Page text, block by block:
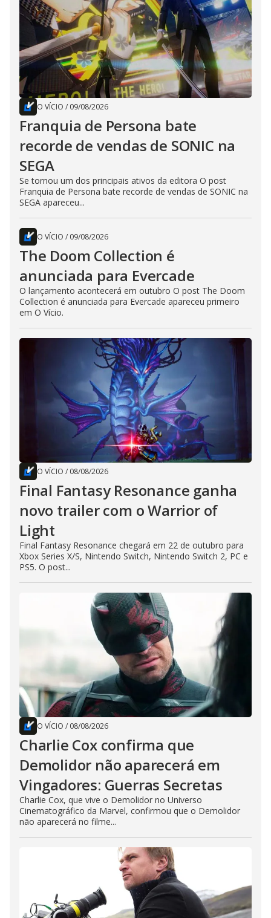
O VÍCIO / 09/08/2026
Franquia de Persona bate
recorde de vendas de SONIC na
SEGA
Se tornou um dos principais ativos da editora O post
Franquia de Persona bate recorde de vendas de SONIC na
SEGA apareceu...
O VÍCIO / 09/08/2026
The Doom Collection é
anunciada para Evercade
O lançamento acontecerá em outubro O post The Doom
Collection é anunciada para Evercade apareceu primeiro
em O Vício.
O VÍCIO / 08/08/2026
Final Fantasy Resonance ganha
novo trailer com o Warrior of
Light
Final Fantasy Resonance chegará em 22 de outubro para
Xbox Series X/S, Nintendo Switch, Nintendo Switch 2, PC e
PS5. O post...
O VÍCIO / 08/08/2026
Charlie Cox confirma que
Demolidor não aparecerá em
Vingadores: Guerras Secretas
Charlie Cox, que vive o Demolidor no Universo
Cinematográfico da Marvel, confirmou que o Demolidor
não aparecerá no filme...